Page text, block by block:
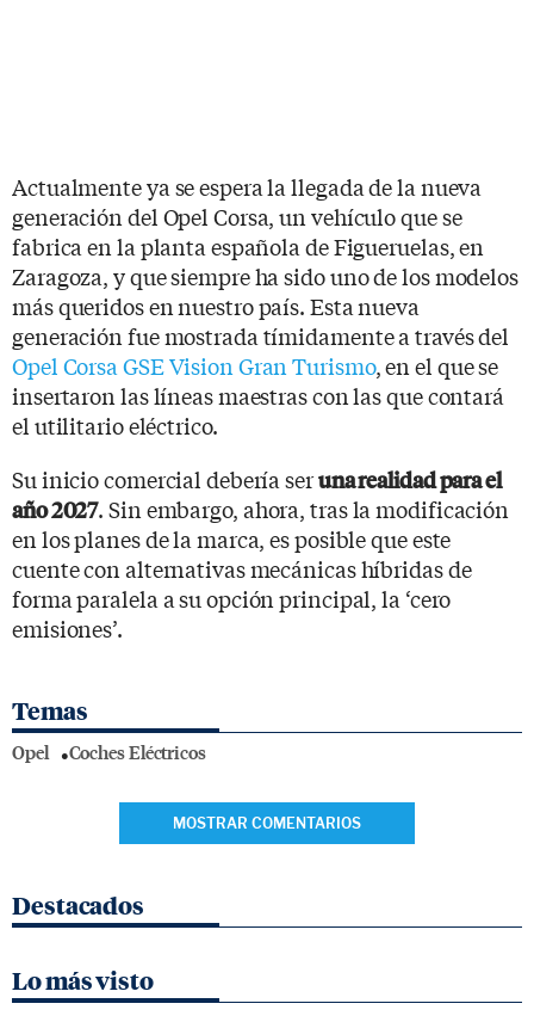
Actualmente ya se espera la llegada de la nueva
generación del Opel Corsa, un vehículo que se
fabrica en la planta española de Figueruelas, en
Zaragoza, y que siempre ha sido uno de los modelos
más queridos en nuestro país. Esta nueva
generación fue mostrada tímidamente a través del
Opel Corsa GSE Vision Gran Turismo, en el que se
insertaron las líneas maestras con las que contará
el utilitario eléctrico.
Su inicio comercial debería seruna realidad para el
año 2027. Sin embargo, ahora, tras la modificación
en los planes de la marca, es posible que este
cuente con alternativas mecánicas híbridas de
forma paralela a su opción principal, la ‘cero
emisiones’.
Temas
Opel Coches Eléctricos
MOSTRAR COMENTARIOS
Destacados
Lo más visto